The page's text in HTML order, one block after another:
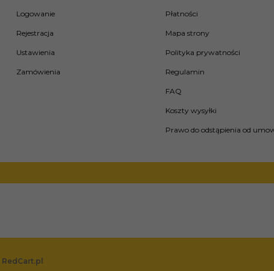
Logowanie
Rejestracja
Ustawienia
Zamówienia
Płatności
Mapa strony
Polityka prywatności
Regulamin
FAQ
Koszty wysyłki
Prawo do odstąpienia od
RedCart.pl